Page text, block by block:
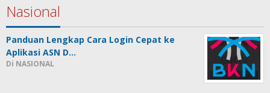
Nasional
Panduan Lengkap Cara Login Cepat ke
Aplikasi ASN D…
Di NASIONAL